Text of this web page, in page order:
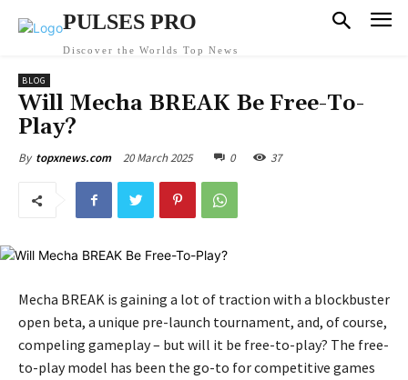
PULSES PRO
Discover the Worlds Top News
BLOG
Will Mecha BREAK Be Free-To-
Play?
By topxnews.com 20 March 2025 0 37
Mecha BREAK is gaining a lot of traction with a blockbuster
open beta, a unique pre-launch tournament, and, of course,
compeling gameplay – but will it be free-to-play? The free-
to-play model has been the go-to for competitive games